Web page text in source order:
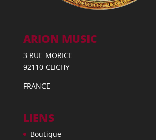
ARION MUSIC
3 RUE MORICE
92110 CLICHY
FRANCE
LIENS
Boutique